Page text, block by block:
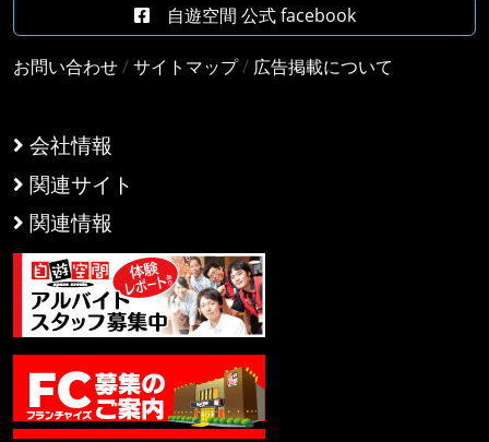
会社情報
関連サイト
関連情報
自遊空間 公式 facebook
お問い合わせ/サイトマップ/ 広告掲載について